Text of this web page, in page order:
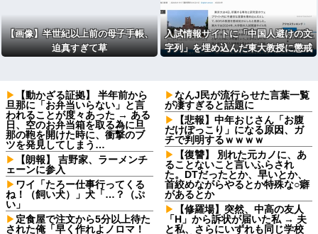
【画像】半世紀以上前の母子手帳、
迫真すぎて草
入試情報サイトに「中国人避けの文
字列」を埋め込んだ東大教授に懲戒
【動かざる証拠】 半年前から
旦那に「お弁当いらない」と言
われることが度々あった → ある
日、空のお弁当箱を取る為に旦
那の鞄を開けた時に、衝撃のブ
ツを発見してしまう…
【朗報】 吉野家、ラーメンチ
ェーンに参入
ワイ「たろー仕事行ってくる
ね！（飼い犬）」犬「…？（ぷ
い」
定食屋で注文から5分以上待た
された俺「早く作れよノロマ！
なんJ民が流行らせた言葉一覧
が凄すぎると話題に
【悲報】中年おじさん「お腹
だけぽっこり」になる原因、ガ
チで判明するｗｗｗｗ
【復讐】 別れた元カノに、あ
ることないこと言いふらされ
た。DTだったとか、早いとか、
首絞めながらやるとか特殊な○癖
があるとか
【修羅場】突然、中高の友人
「H」から訴状が届いた私 → 夫
と私、さらにいずれも同じ学校